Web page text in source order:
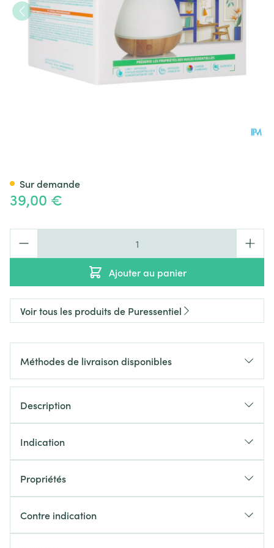
39,00 €
Ajouter au panier
Sur demande
Voir tous les produits de Puressentiel
Méthodes de livraison disponibles
Description
Indication
Propriétés
Contre indication